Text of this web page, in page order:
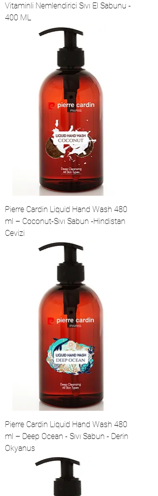
Vitaminli Nemlendirici Sıvı El Sabunu -
400 ML
Pierre Cardin Liquid Hand Wash 480
ml – Coconut-Sıvı Sabun -Hindistan
Cevizi
Pierre Cardin Liquid Hand Wash 480
ml – Deep Ocean - Sıvı Sabun - Derin
Okyanus